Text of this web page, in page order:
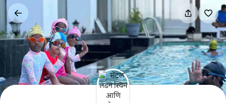
कंटेंटवर